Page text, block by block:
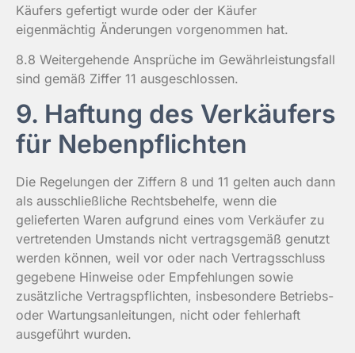
Käufers gefertigt wurde oder der Käufer
eigenmächtig Änderungen vorgenommen hat.
8.8 Weitergehende Ansprüche im Gewährleistungsfall
sind gemäß Ziffer 11 ausgeschlossen.
9. Haftung des Verkäufers
für Nebenpflichten
Die Regelungen der Ziffern 8 und 11 gelten auch dann
als ausschließliche Rechtsbehelfe, wenn die
gelieferten Waren aufgrund eines vom Verkäufer zu
vertretenden Umstands nicht vertragsgemäß genutzt
werden können, weil vor oder nach Vertragsschluss
gegebene Hinweise oder Empfehlungen sowie
zusätzliche Vertragspflichten, insbesondere Betriebs-
oder Wartungsanleitungen, nicht oder fehlerhaft
ausgeführt wurden.